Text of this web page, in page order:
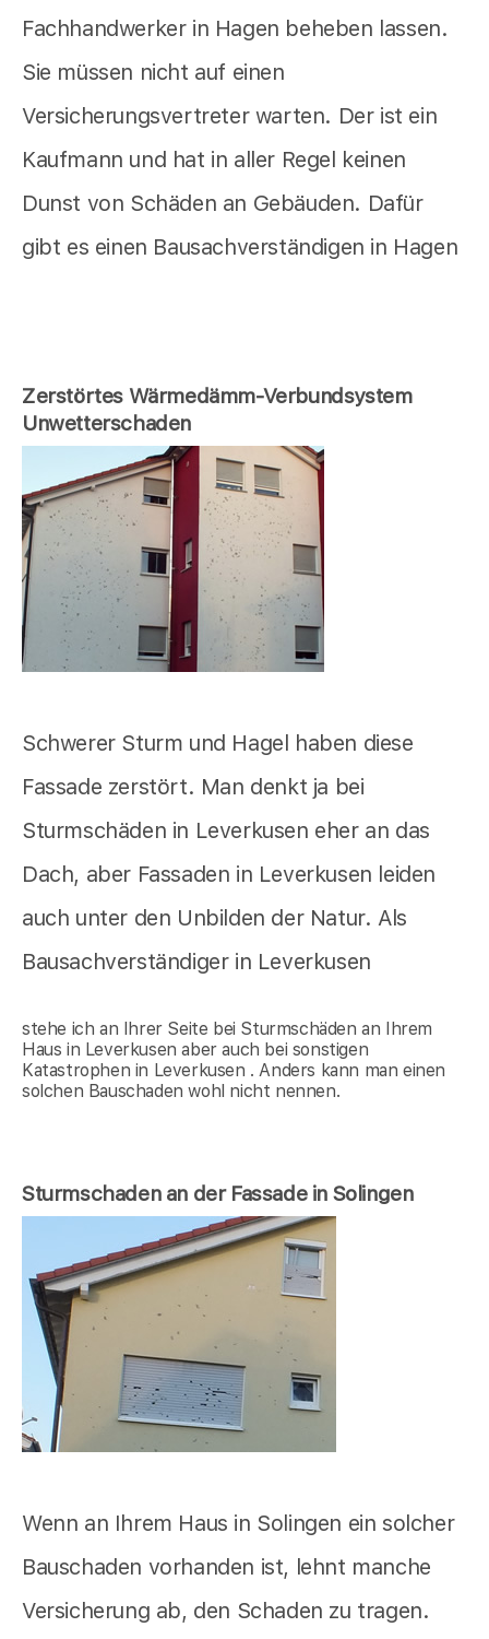
Fachhandwerker in Hagen beheben lassen.
Sie müssen nicht auf einen
Versicherungsvertreter warten. Der ist ein
Kaufmann und hat in aller Regel keinen
Dunst von Schäden an Gebäuden. Dafür
gibt es einen Bausachverständigen in Hagen
Zerstörtes Wärmedämm-Verbundsystem
Unwetterschaden
Schwerer Sturm und Hagel haben diese
Fassade zerstört. Man denkt ja bei
Sturmschäden in Leverkusen eher an das
Dach, aber Fassaden in Leverkusen leiden
auch unter den Unbilden der Natur. Als
Bausachverständiger in Leverkusen
stehe ich an Ihrer Seite bei Sturmschäden an Ihrem
Haus in Leverkusen aber auch bei sonstigen
Katastrophen in Leverkusen . Anders kann man einen
solchen Bauschaden wohl nicht nennen.
Sturmschaden an der Fassade in Solingen
Wenn an Ihrem Haus in Solingen ein solcher
Bauschaden vorhanden ist, lehnt manche
Versicherung ab, den Schaden zu tragen.